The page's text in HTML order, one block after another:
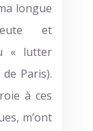
longue
et
« lutter
Paris).
à ces
m’ont